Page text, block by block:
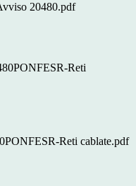
20480.pdf
Reti
Reti cablate.pdf